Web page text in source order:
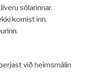
sólarinnar.
komist inn.
við heimsmálin